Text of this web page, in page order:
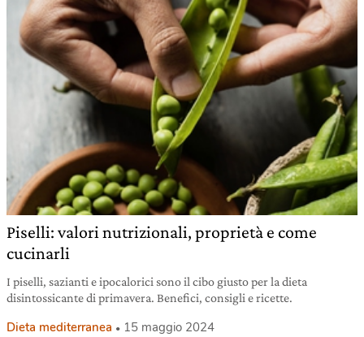
Piselli: valori nutrizionali, proprietà e come
cucinarli
I piselli, sazianti e ipocalorici sono il cibo giusto per la dieta
disintossicante di primavera. Benefici, consigli e ricette.
Dieta mediterranea 15 maggio 2024